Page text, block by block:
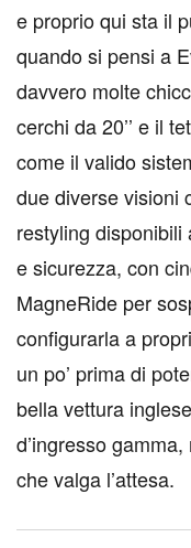
e proprio qui sta il
quando si pensi a
davvero molte
cerchi da 20’’ e il
come il valido
due diverse visioni
restyling
e sicurezza, con
MagneRide per
configurarla a
un po’ prima di
bella vettura
d’ingresso
che valga l’attesa.